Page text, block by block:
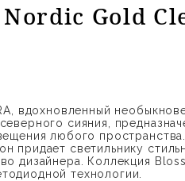
Gold
вдохновленный
сияния,
любого
придает светильнику
дизайнера. Коллекция
технологии.